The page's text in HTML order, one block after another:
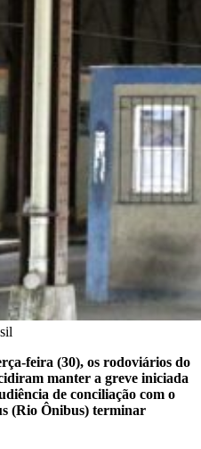
feira (30), os rodoviários do
manter a greve iniciada
de conciliação com o
(Rio Ônibus) terminar